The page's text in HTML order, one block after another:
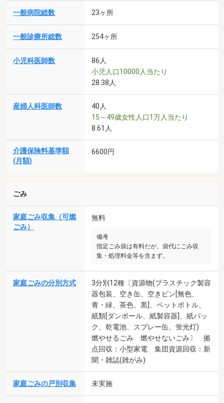
一般病院総数 23ヶ所
一般診療所総数 254ヶ所
小児科医師数
86人
小児人口10000人当たり
28.38人
産婦人科医師数
40人
15～49歳女性人口1万人当たり
8.61人
介護保険料基準額
(月額)
6600円
ごみ
家庭ごみ収集（可燃
ごみ）
無料
備考
指定ごみ袋は有料だが、袋代にごみ収
集・処理料金等を含まず。
家庭ごみの分別方式
3分別12種〔資源物(プラスチック製容
器包装、空き缶、空きビン[無色、
青・緑、茶色、黒]、ペットボトル、
紙類[ダンボール、紙製容器]、紙パッ
ク、乾電池、スプレー缶、蛍光灯)
燃やせるごみ 燃やせないごみ〕 拠
点回収：小型家電 集団資源回収：新
聞・雑誌(雑がみ)
家庭ごみの戸別収集 未実施